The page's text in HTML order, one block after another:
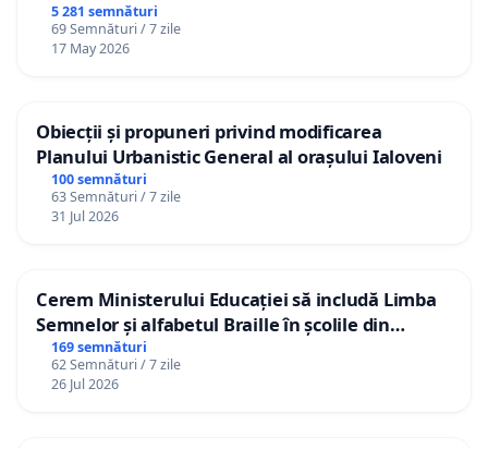
5 281 semnături
69 Semnături / 7 zile
17 May 2026
Obiecții și propuneri privind modificarea
Planului Urbanistic General al orașului Ialoveni
100 semnături
63 Semnături / 7 zile
31 Jul 2026
Cerem Ministerului Educației să includă Limba
Semnelor și alfabetul Braille în școlile din
Republica Moldova!
169 semnături
62 Semnături / 7 zile
26 Jul 2026